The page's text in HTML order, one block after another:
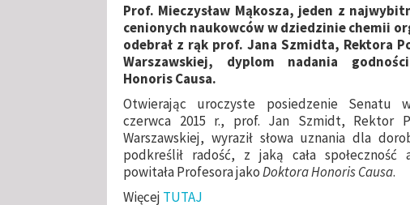
Prof. Mieczysław Mąkosza, jeden z
cenionych naukowców w dziedzinie chemii
odebrał z rąk prof. Jana Szmidta, Rektora
Warszawskiej, dyplom nadania
Honoris Causa.
Otwierając uroczyste posiedzenie Senatu
czerwca 2015 r., prof. Jan Szmidt, Rektor
Warszawskiej, wyraził słowa uznania dla
podkreślił radość, z jaką cała społeczność
powitała Profesora jakoDoktora Honoris Causa.
Więcej TUTAJ